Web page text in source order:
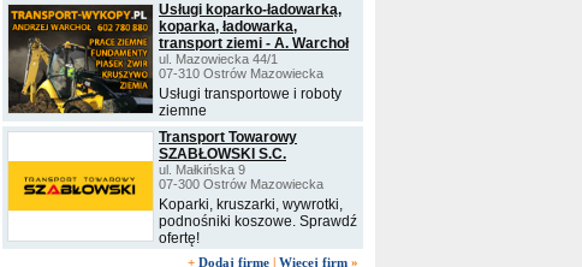
Usługi koparko-ładowarką,
koparka, ładowarka,
transport ziemi - A. Warchoł
ul. Mazowiecka 44/1
07-310 Ostrów Mazowiecka
Usługi transportowe i roboty
ziemne
Transport Towarowy
SZABŁOWSKI S.C.
ul. Małkińska 9
07-300 Ostrów Mazowiecka
Koparki, kruszarki, wywrotki,
podnośniki koszowe. Sprawdź
ofertę!
+ Dodaj firmę | Więcej firm »